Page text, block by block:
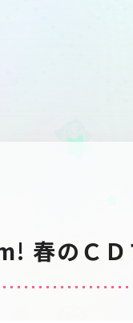
春のＣＤ